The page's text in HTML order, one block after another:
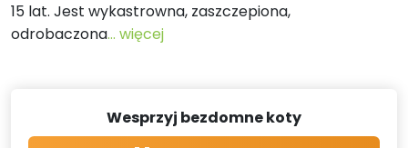
15 lat. Jest wykastrowna, zaszczepiona,
odrobaczona... więcej
Wesprzyj bezdomne koty